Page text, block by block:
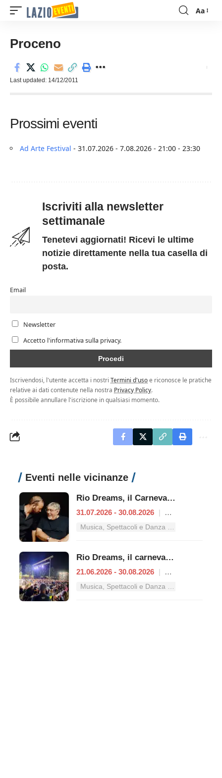
Font
Aa
Proceno
Last updated: 14/12/2011
Prossimi eventi
Ad Arte Festival - 31.07.2026 - 7.08.2026 - 21:00 - 23:30
Iscriviti alla newsletter
settimanale
Tenetevi aggiornati! Ricevi le ultime
notizie direttamente nella tua casella di
posta.
Email
Newsletter
Accetto l'informativa sulla privacy.
Iscrivendosi, l'utente accetta i nostri Termini d'usoe riconosce le pratiche
relative ai dati contenute nella nostra Privacy Policy.
È possibile annullare l'iscrizione in qualsiasi momento.
Eventi nelle vicinanze
Rio Dreams, il Carnevale d’estate
31.07.2026 - 30.08.2026 |
Rio Dreams, il carnevale dell'estate ai Tucul
21.06.2026 - 30.08.2026 |